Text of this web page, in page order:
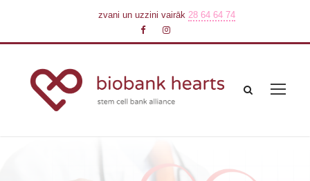
zvani un uzzini vairāk 28 64 64 74